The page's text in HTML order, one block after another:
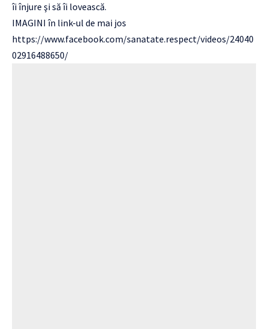
îi înjure şi să îi lovească.
IMAGINI în link-ul de mai jos
https://www.facebook.com/sanatate.respect/videos/24040
02916488650/